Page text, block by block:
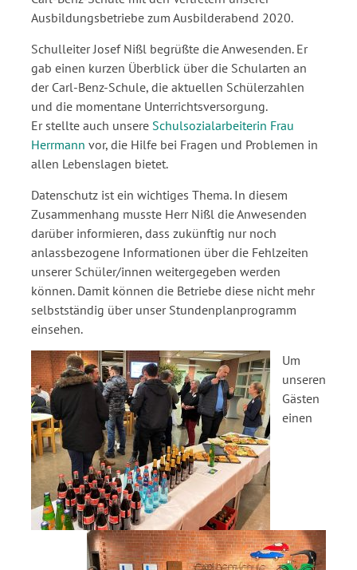
Ausbildungsbetriebe zum Ausbilderabend 2020.
Schulleiter Josef Nißl begrüßte die Anwesenden. Er
gab einen kurzen Überblick über die Schularten an
der Carl-Benz-Schule, die aktuellen Schülerzahlen
und die momentane Unterrichtsversorgung.
Er stellte auch unsere Schulsozialarbeiterin Frau
Herrmann vor, die Hilfe bei Fragen und Problemen in
allen Lebenslagen bietet.
Datenschutz ist ein wichtiges Thema. In diesem
Zusammenhang musste Herr Nißl die Anwesenden
darüber informieren, dass zukünftig nur noch
anlassbezogene Informationen über die Fehlzeiten
unserer Schüler/innen weitergegeben werden
können. Damit können die Betriebe diese nicht mehr
selbstständig über unser Stundenplanprogramm
einsehen.
Um
unseren
Gästen
einen